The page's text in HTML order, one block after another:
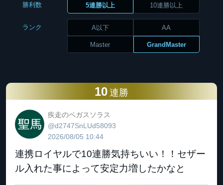
勝利数 5連勝以上 10連勝以上
ランク A以下 AA
Master GrandMaster
10 連勝
疾走のペガスソラス
@d2747SnLUd58093
2026/08/05 10:44
連携ロイヤルで10連勝気持ちいい！！セザー
ル入れた事によって安定力増したかなと